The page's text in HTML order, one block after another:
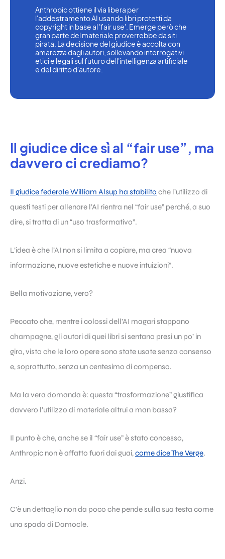
Anthropic ottiene il via libera per
l'addestramento AI usando libri protetti da
copyright in base al 'fair use'. Emerge però che
gran parte del materiale proverrebbe da siti
pirata. La decisione del giudice è accolta con
amarezza dagli autori, sollevando interrogativi
etici e legali sul futuro dell'intelligenza artificiale
e del diritto d'autore.
Il giudice dice sì al “fair use”, ma
davvero ci crediamo?
Il giudice federale William Alsup ha stabilito che l’utilizzo di
questi testi per allenare l’AI rientra nel “fair use” perché, a suo
dire, si tratta di un “uso trasformativo”.
L’idea è che l’AI non si limita a copiare, ma crea “nuova
informazione, nuove estetiche e nuove intuizioni”.
Bella motivazione, vero?
Peccato che, mentre i colossi dell’AI magari stappano
champagne, gli autori di quei libri si sentano presi un po’ in
giro, visto che le loro opere sono state usate senza consenso
e, soprattutto, senza un centesimo di compenso.
Ma la vera domanda è: questa “trasformazione” giustifica
davvero l’utilizzo di materiale altrui a man bassa?
Il punto è che, anche se il “fair use” è stato concesso,
Anthropic non è affatto fuori dai guai,come dice The Verge.
Anzi.
C’è un dettaglio non da poco che pende sulla sua testa come
una spada di Damocle.